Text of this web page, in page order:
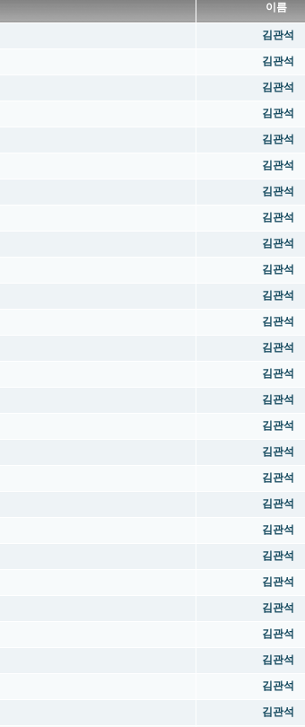
이름
김관석
김관석
김관석
김관석
김관석
김관석
김관석
김관석
김관석
김관석
김관석
김관석
김관석
김관석
김관석
김관석
김관석
김관석
김관석
김관석
김관석
김관석
김관석
김관석
김관석
김관석
김관석